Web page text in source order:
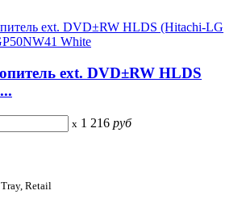
ext. DVD±RW HLDS
x 1 216 руб
Retail